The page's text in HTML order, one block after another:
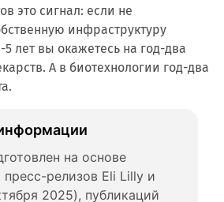
это сигнал: если не
инфраструктуру
5 лет вы окажетесь на год-два
А в биотехнологии год-два
на основе
релизов Eli Lilly и
2025), публикаций